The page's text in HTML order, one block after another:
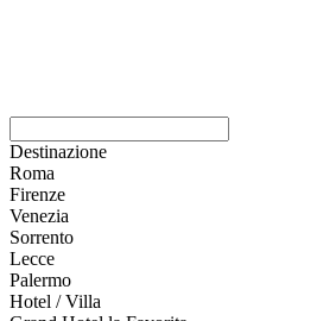
Destinazione
Roma
Firenze
Venezia
Sorrento
Lecce
Palermo
Hotel / Villa